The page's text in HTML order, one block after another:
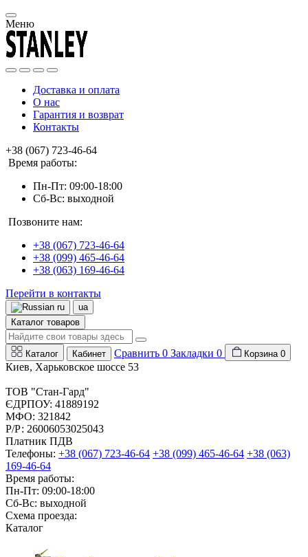
Меню
Доставка и оплата
О нас
Гарантия и возврат
Контакты
+38 (067) 723-46-64
Время работы:
Пн-Пт: 09:00-18:00
Сб-Вс: выходной
Позвоните нам:
+38 (067) 723-46-64
+38 (099) 465-46-64
+38 (063) 169-46-64
Перейти в контакты
ru
ua
Каталог товаров
Каталог Кабинет Сравнить 0 Закладки 0 Корзина 0
Киев, Харьковское шоссе 53
ТОВ "Стан-Гард"
ЄДРПОУ: 41889192
МФО: 321842
Р/Р: 26006053025043
Платник ПДВ
Телефоны: +38 (067) 723-46-64 +38 (099) 465-46-64 +38 (063)
169-46-64
Время работы:
Пн-Пт: 09:00-18:00
Сб-Вс: выходной
Схема проезда:
Каталог